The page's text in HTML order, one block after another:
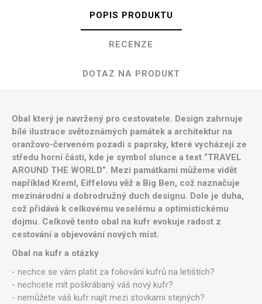
POPIS PRODUKTU
RECENZE
DOTAZ NA PRODUKT
Obal který je navržený pro cestovatele. Design zahrnuje
bílé ilustrace světoznámých památek a architektur na
oranžovo-červeném pozadí s paprsky, které vycházejí ze
středu horní části, kde je symbol slunce a text “TRAVEL
AROUND THE WORLD”. Mezi památkami můžeme vidět
například Kreml, Eiffelovu věž a Big Ben, což naznačuje
mezinárodní a dobrodružný duch designu. Dole je duha,
což přidává k celkovému veselému a optimistickému
dojmu. Celkově tento obal na kufr evokuje radost z
cestování a objevování nových míst.
Obal na kufr a otázky
- nechce se vám platit za foliování kufrů na letištích?
- nechcete mít poškrábaný váš nový kufr?
- nemůžete váš kufr najít mezi stovkami stejných?